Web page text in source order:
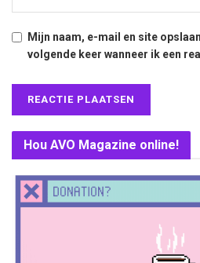
Mijn naam, e-mail en site
volgende keer wanneer ik een
Hou AVO Magazine online!